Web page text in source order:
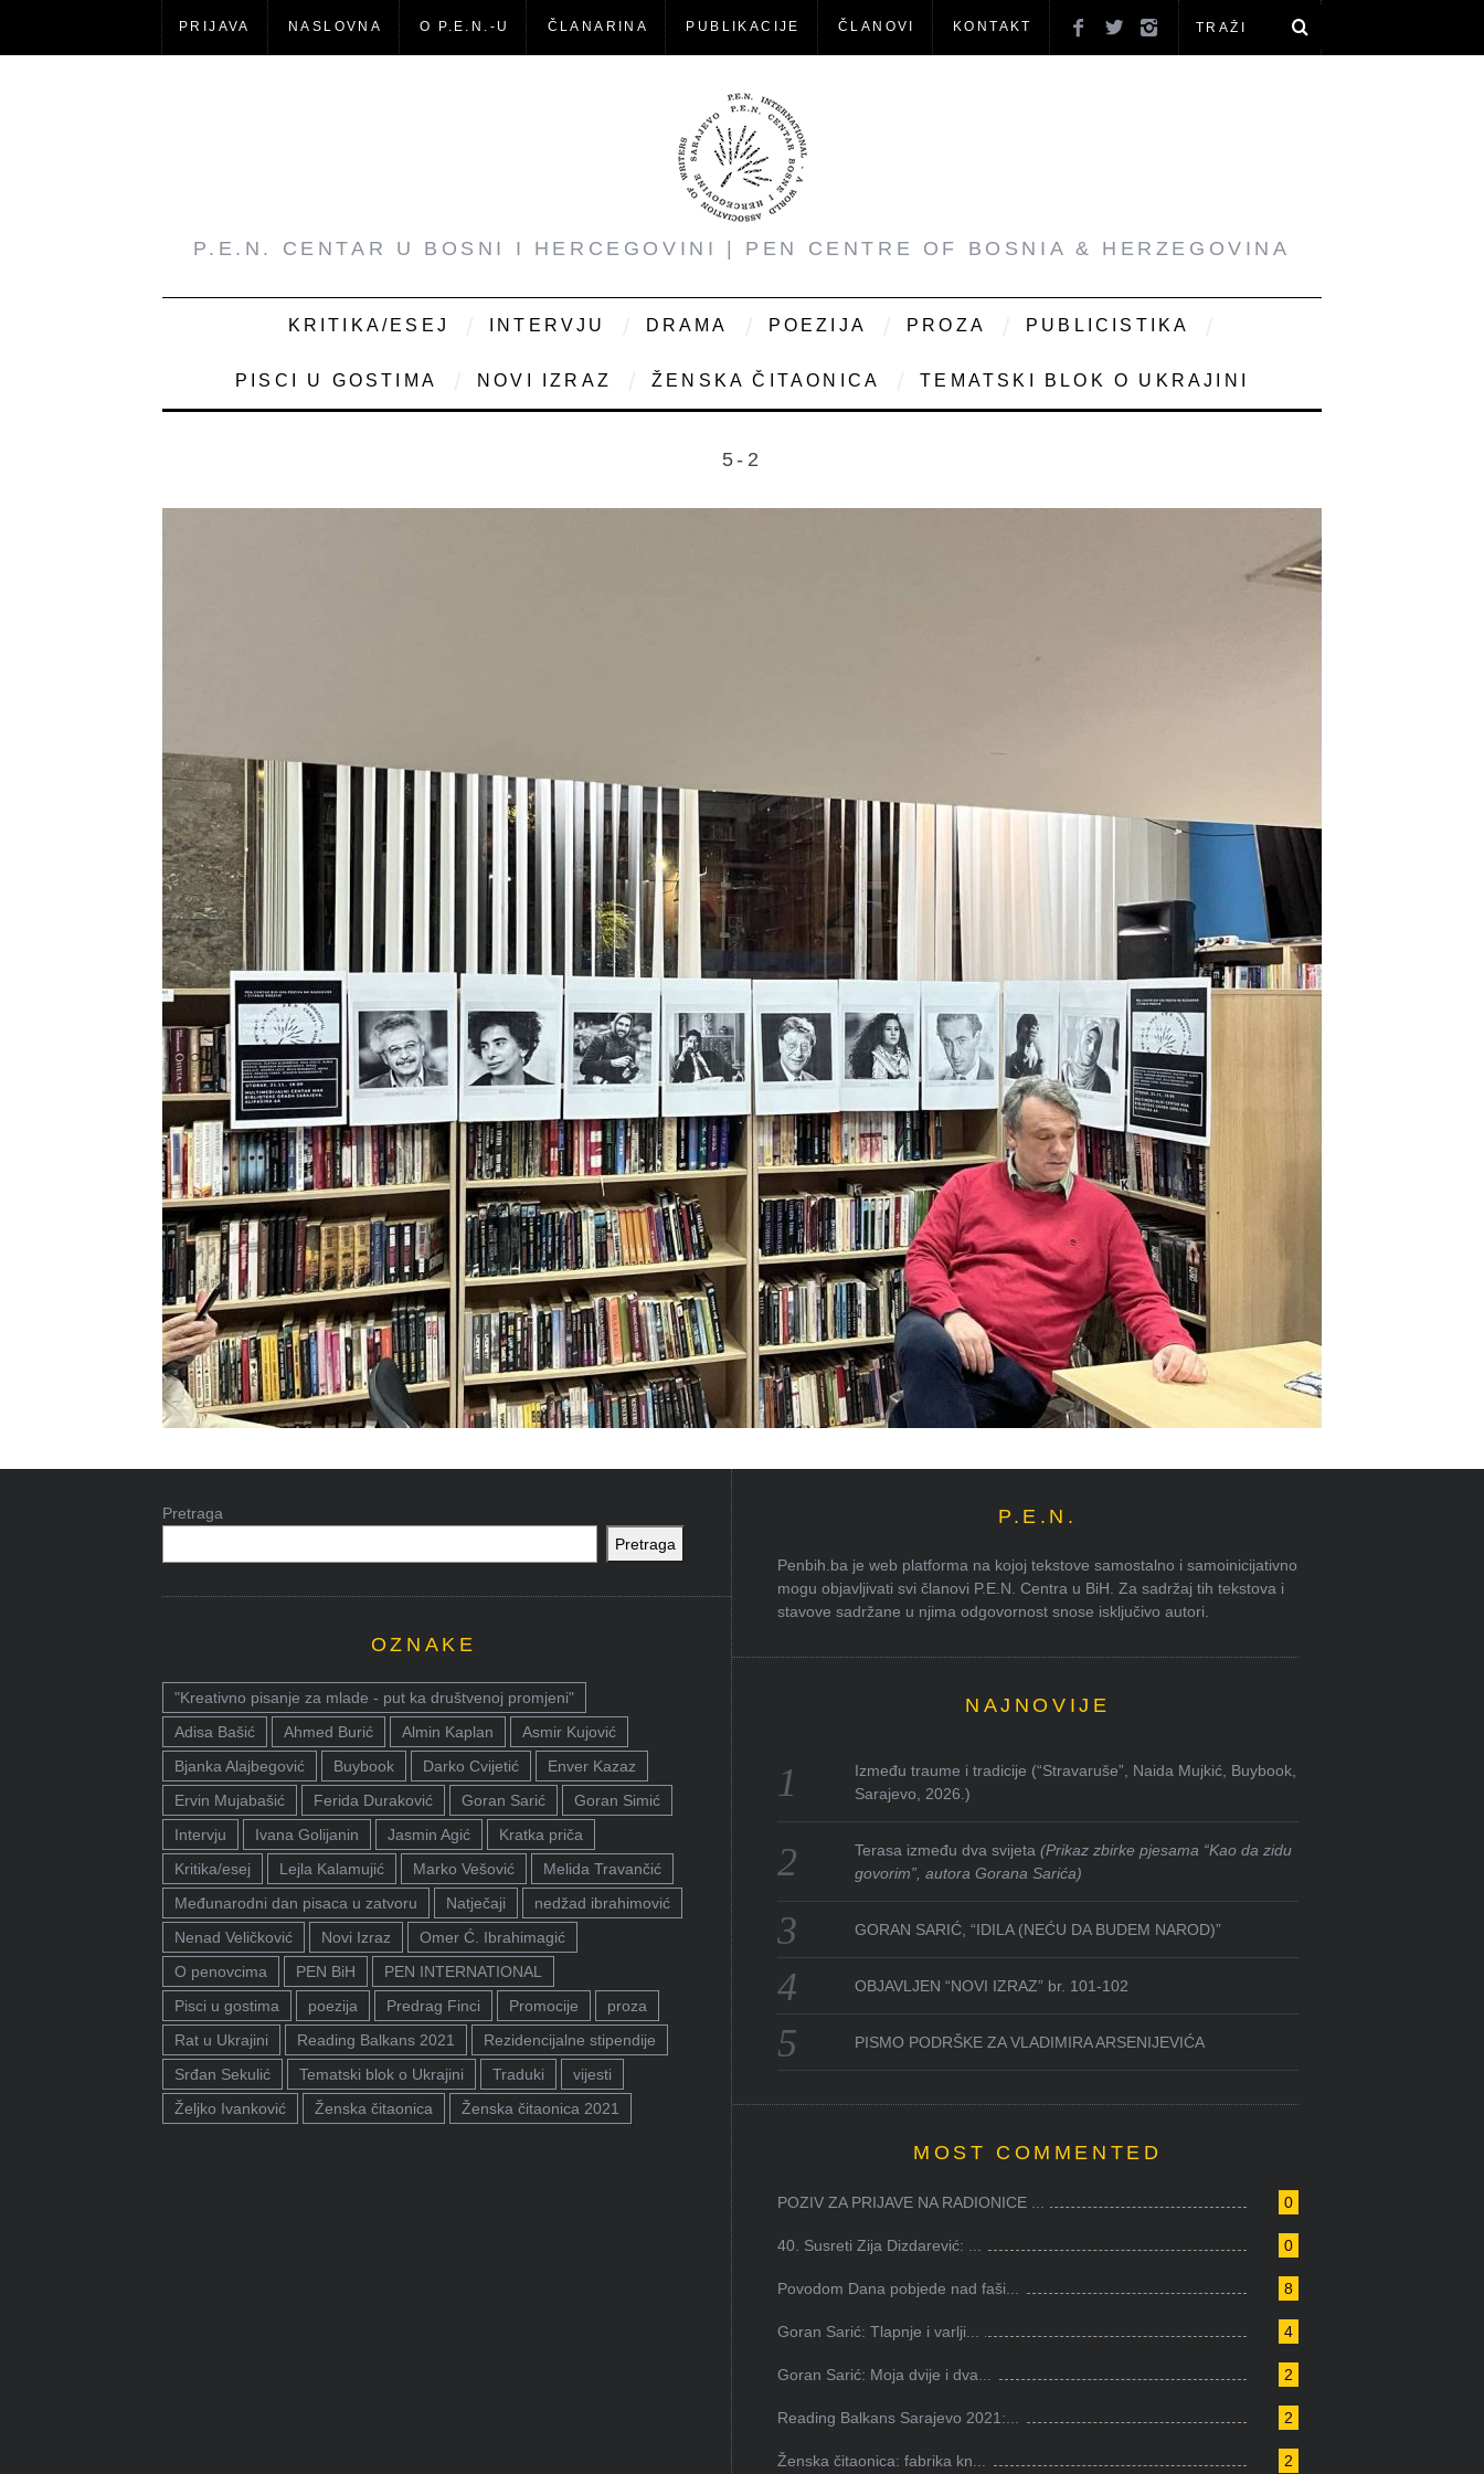
PRIJAVA NASLOVNA O P.E.N.-U ČLANARINA PUBLIKACIJE ČLANOVI KONTAKT
P.E.N. CENTAR U BOSNI I HERCEGOVINI | PEN CENTRE OF BOSNIA & HERZEGOVINA
KRITIKA/ESEJ INTERVJU DRAMA POEZIJA PROZA PUBLICISTIKA
PISCI U GOSTIMA NOVI IZRAZ ŽENSKA ČITAONICA TEMATSKI BLOK O UKRAJINI
5-2
Pretraga
Pretraga
OZNAKE
"Kreativno pisanje za mlade - put ka društvenoj promjeni"
Adisa Bašić
Ahmed Burić Almin Kaplan
Asmir Kujović
Bjanka Alajbegović
Buybook Darko Cvijetić
Enver Kazaz
Ervin Mujabašić
Ferida Duraković Goran Sarić
Goran Simić
Intervju
Ivana Golijanin Jasmin Agić
Kratka priča
Kritika/esej
Lejla Kalamujić Marko Vešović
Melida Travančić
Međunarodni dan pisaca u zatvoru
Natječaji
nedžad ibrahimović
Nenad Veličković
Novi Izraz
Omer Ć. Ibrahimagić
O penovcima
PEN BiH
PEN INTERNATIONAL
Pisci u gostima
poezija Predrag Finci Promocije
proza
Rat u Ukrajini
Reading Balkans 2021
Rezidencijalne stipendije
Srđan Sekulić
Tematski blok o Ukrajini Traduki
vijesti
Željko Ivanković
Ženska čitaonica Ženska čitaonica 2021
P.E.N.
Penbih.ba je web platforma na kojoj tekstove samostalno i samoinicijativno
mogu objavljivati svi članovi P.E.N. Centra u BiH. Za sadržaj tih tekstova i
stavove sadržane u njima odgovornost snose isključivo autori.
NAJNOVIJE
Između traume i tradicije (“Stravaruše”, Naida Mujkić, Buybook,
Sarajevo, 2026.)
Terasa između dva svijeta(Prikaz zbirke pjesama “Kao da zidu
govorim”, autora Gorana Sarića)
GORAN SARIĆ, “IDILA (NEĆU DA BUDEM NAROD)”
OBJAVLJEN “NOVI IZRAZ” br. 101-102
PISMO PODRŠKE ZA VLADIMIRA ARSENIJEVIĆA
MOST COMMENTED
0
POZIV ZA PRIJAVE NA RADIONICE ...
0
40. Susreti Zija Dizdarević: ...
8
Povodom Dana pobjede nad faši...
4
Goran Sarić: Tlapnje i varlji...
2
Goran Sarić: Moja dvije i dva...
2
Reading Balkans Sarajevo 2021:...
2
Ženska čitaonica: fabrika kn...